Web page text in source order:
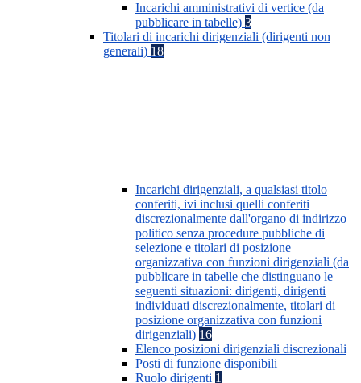
Incarichi amministrativi di vertice (da
pubblicare in tabelle) 3
Titolari di incarichi dirigenziali (dirigenti non
generali) 18
Incarichi dirigenziali, a qualsiasi titolo
conferiti, ivi inclusi quelli conferiti
discrezionalmente dall'organo di indirizzo
politico senza procedure pubbliche di
selezione e titolari di posizione
organizzativa con funzioni dirigenziali (da
pubblicare in tabelle che distinguano le
seguenti situazioni: dirigenti, dirigenti
individuati discrezionalmente, titolari di
posizione organizzativa con funzioni
dirigenziali) 16
Elenco posizioni dirigenziali discrezionali
Posti di funzione disponibili
Ruolo dirigenti 1